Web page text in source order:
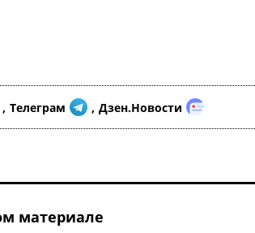
, Телеграм , Дзен.Новости
материале